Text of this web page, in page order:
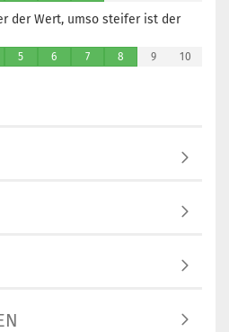
der Wert, umso steifer ist der
5 6 7 8 9 10